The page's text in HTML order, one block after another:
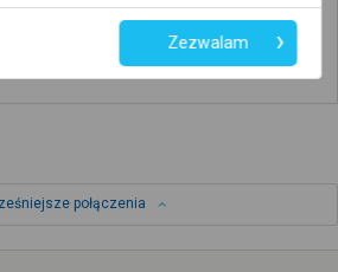
dostępne połączenia z innych dat
połączenia
Zezwalam